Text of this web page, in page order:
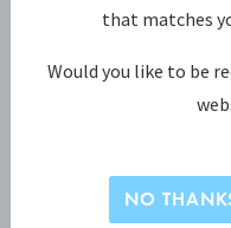
that matches
Would you like to be
NO